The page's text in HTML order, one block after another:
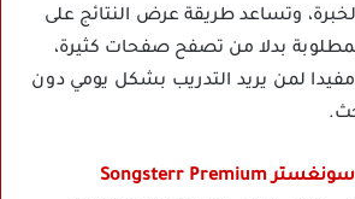
وتساعد طريقة عرض النتائج على
بدلا من تصفح صفحات كثيرة،
لمن يريد التدريب بشكل يومي دون
تطبيق العزف سونغستر Songsterr Premium